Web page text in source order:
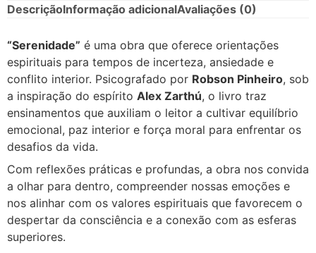
DescriçãoInformação adicionalAvaliações (0)
“Serenidade” é uma obra que oferece orientações
espirituais para tempos de incerteza, ansiedade e
conflito interior. Psicografado por Robson Pinheiro, sob
a inspiração do espírito Alex Zarthú, o livro traz
ensinamentos que auxiliam o leitor a cultivar equilíbrio
emocional, paz interior e força moral para enfrentar os
desafios da vida.
Com reflexões práticas e profundas, a obra nos convida
a olhar para dentro, compreender nossas emoções e
nos alinhar com os valores espirituais que favorecem o
despertar da consciência e a conexão com as esferas
superiores.